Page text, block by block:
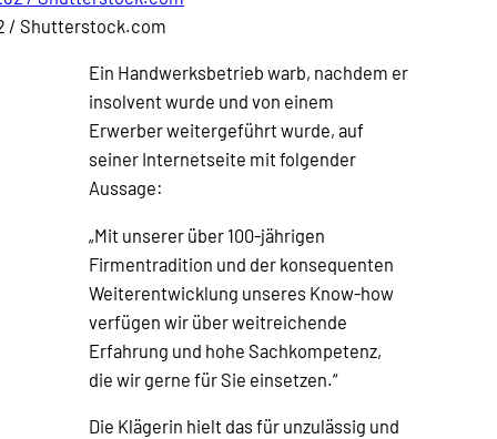
/ Shutterstock.com
Ein Handwerksbetrieb warb, nachdem er
insolvent wurde und von einem
Erwerber weitergeführt wurde, auf
seiner Internetseite mit folgender
Aussage:
„Mit unserer über 100-jährigen
Firmentradition und der konsequenten
Weiterentwicklung unseres Know-how
verfügen wir über weitreichende
Erfahrung und hohe Sachkompetenz,
die wir gerne für Sie einsetzen.“
Die Klägerin hielt das für unzulässig und